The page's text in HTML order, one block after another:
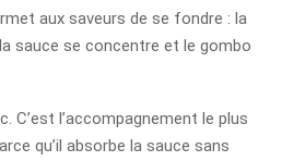
aux saveurs de se fondre : la
sauce se concentre et le gombo
C’est l’accompagnement le plus
qu’il absorbe la sauce sans